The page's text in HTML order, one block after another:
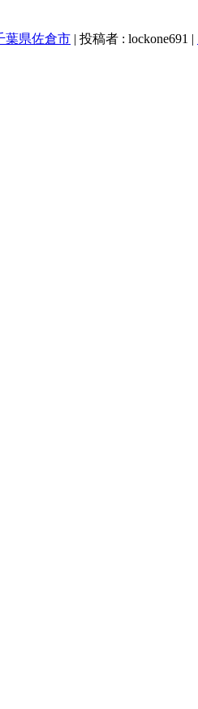
葉県佐倉市 | 投稿者 : lockone691 |